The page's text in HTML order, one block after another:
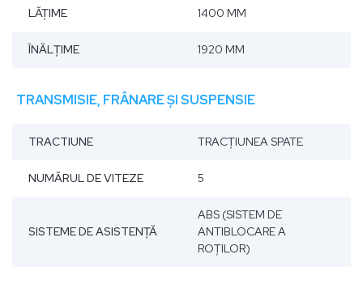
LĂŢIME 1400 MM
ÎNĂLŢIME 1920 MM
TRANSMISIE, FRÂNARE ȘI SUSPENSIE
TRACTIUNE TRACŢIUNEA SPATE
NUMĂRUL DE VITEZE 5
SISTEME DE ASISTENȚĂ
ABS (SISTEM DE
ANTIBLOCARE A
ROȚILOR)